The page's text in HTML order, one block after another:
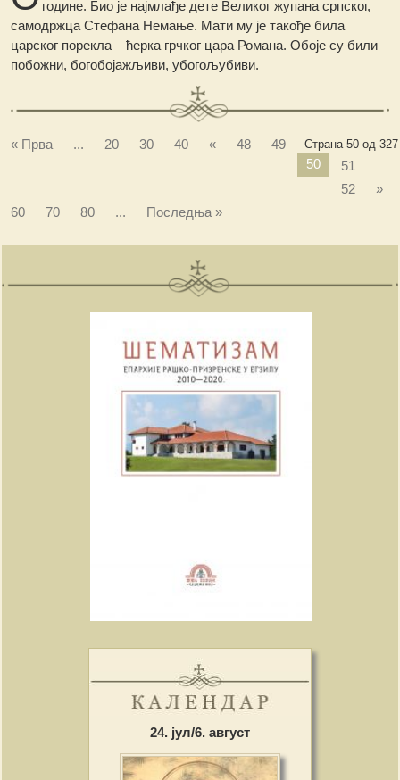
године. Био је најмлађе дете Великог жупана српског,
самодржца Стефана Немање. Мати му је такође била
царског порекла – ћерка грчког цара Романа. Обоје су били
побожни, богобојажљиви, убогољубиви.
Страна 50 од 327
« Прва ... 20 30 40 « 48
49
50
51
52
»
60
70 80 ... Последња »
24. јул/6. август